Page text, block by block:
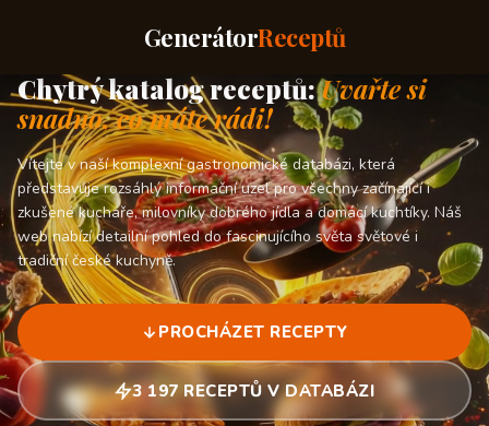
GenerátorReceptů
Chytrý katalog receptů:Uvařte si
snadno, co máte rádi!
Vítejte v naší komplexní gastronomické databázi, která
představuje rozsáhlý informační uzel pro všechny začínající i
zkušené kuchaře, milovníky dobrého jídla a domácí kuchtíky. Náš
web nabízí detailní pohled do fascinujícího světa světové i
tradiční české kuchyně.
PROCHÁZET RECEPTY
3 197 RECEPTŮ V DATABÁZI